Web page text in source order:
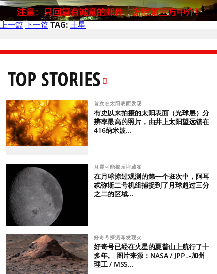
上一篇 下一篇 TAG: 土星
TOP STORIES
首次在太阳表面发现
有史以来拍摄的太阳表面（光球层）分
辨率最高的照片，由井上太阳望远镜在
416纳米波...
月震可能揭示埋藏在
在月球掠过观测的第一个班次中，阿耳
忒弥斯二号机组捕捉到了月球超过三分
之二的区域...
好奇号探测车发现火
好奇号已经在火星的夏普山上航行了十
多年。 图片来源：NASA / JPPL-加州
理工 / MSS...